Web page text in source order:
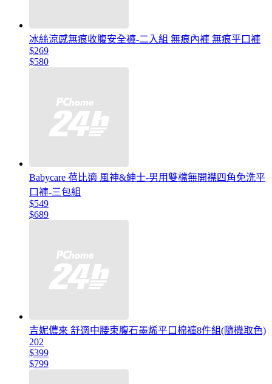
冰絲涼感無痕收腹安全褲-二入組 無痕內褲 無痕平口褲
$269
$580
Babycare 蓓比適 風神&紳士-男用雙檔無開襟四角免洗平
口褲-三包組
$549
$689
吉妮儂來 舒適中腰束腹石墨烯平口棉褲8件組(隨機取色)
202
$399
$799